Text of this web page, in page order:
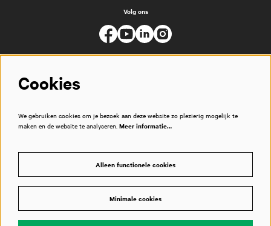
Volg ons
Cookies
We gebruiken cookies om je bezoek aan deze website zo plezierig mogelijk te
maken en de website te analyseren. Meer informatie…
Alleen functionele cookies
Minimale cookies